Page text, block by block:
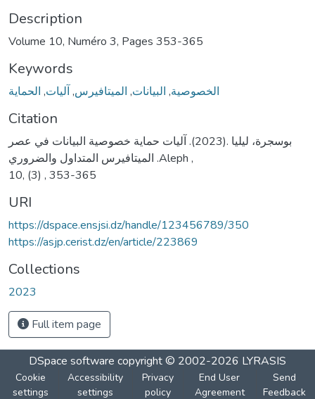
Description
Volume 10, Numéro 3, Pages 353-365
Keywords
الخصوصية, البيانات, الميتافيرس, آليات, الحماية
Citation
بوسجرة، ليليا .(2023). آليات حماية خصوصية البيانات في عصر
الميتافيرس المتداول والضروري .Aleph ,
10, (3) , 353-365
URI
https://dspace.ensjsi.dz/handle/123456789/350
https://asjp.cerist.dz/en/article/223869
Collections
2023
Full item page
DSpace software copyright © 2002-2026 LYRASIS
Cookie
settings
Accessibility
settings
Privacy
policy
End User
Agreement
Send
Feedback